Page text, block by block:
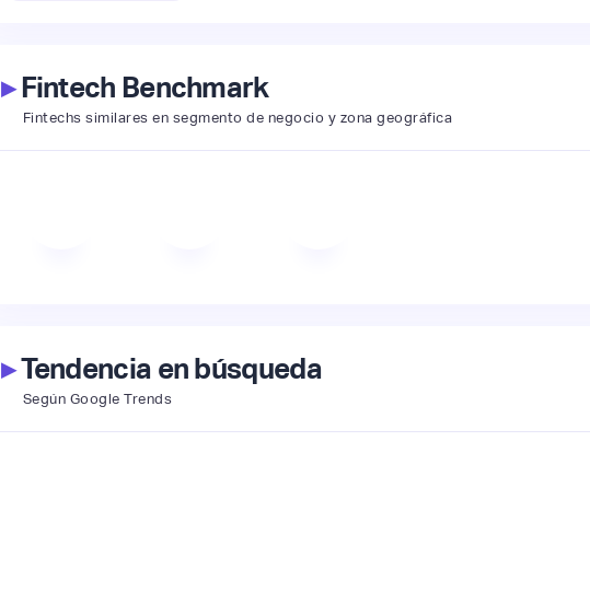
▸Fintech Benchmark
Fintechs similares en segmento de negocio y zona geográfica
▸Tendencia en búsqueda
Según Google Trends